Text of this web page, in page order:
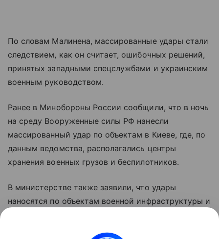
По словам Малинена, массированные удары стали
следствием, как он считает, ошибочных решений,
принятых западными спецслужбами и украинским
военным руководством.
Ранее в Минобороны России сообщили, что в ночь
на среду Вооруженные силы РФ нанесли
массированный удар по объектам в Киеве, где, по
данным ведомства, располагались центры
хранения военных грузов и беспилотников.
В министерстве также заявили, что удары
наносятся по объектам военной инфраструктуры и